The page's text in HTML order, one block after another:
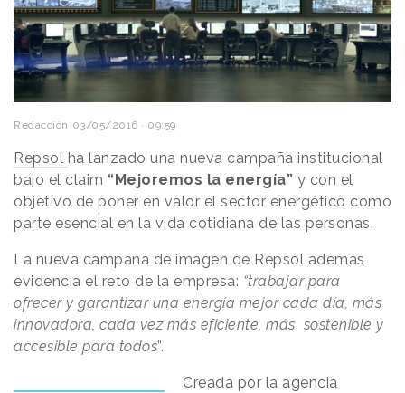
Redacción 03/05/2016 · 09:59
Repsol ha lanzado una nueva campaña institucional
bajo el claim “Mejoremos la energía” y con el
objetivo de poner en valor el sector energético como
parte esencial en la vida cotidiana de las personas.
La nueva campaña de imagen de Repsol además
evidencia el reto de la empresa: “trabajar para
ofrecer y garantizar una energía mejor cada día, más
innovadora, cada vez más eficiente, más sostenible y
accesible para todos”.
Creada por la agencia